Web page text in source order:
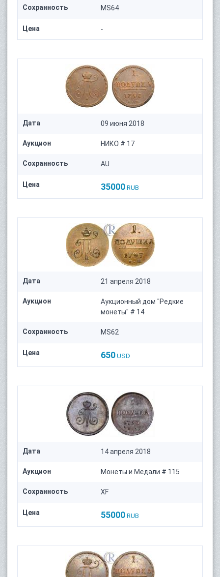
Сохранность MS64
Цена -
Дата 09 июня 2018
Аукцион НИКО # 17
Сохранность AU
Цена 35000 RUB
Дата 21 апреля 2018
Аукцион
Аукционный дом "Редкие
монеты" # 14
Сохранность MS62
Цена 650 USD
Дата 14 апреля 2018
Аукцион Монеты и Медали # 115
Сохранность XF
Цена 55000 RUB